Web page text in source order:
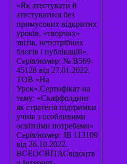
«Як атестувати й
атестуватися без
примусових відкритих
уроків, «творчих»
звітів, непотрібних
блогів і публікацій».
Серія/номер: № В569-
45128 від 27.01.2022.
ТОВ «На
Урок».Сертифікат на
тему: «Скаффолдинг
як стратегія підтримки
учнів з особливими
освітніми потребами»
Серія/номер: JB 113109
від 26.10.2022.
ВСЕОСВІТАСвідоцтв